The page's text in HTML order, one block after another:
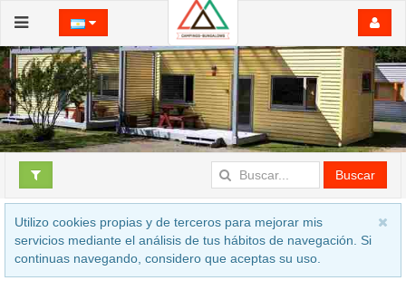
Buscar
Utilizo cookies propias y de terceros para mejorar mis
servicios mediante el análisis de tus hábitos de navegación. Si
continuas navegando, considero que aceptas su uso.